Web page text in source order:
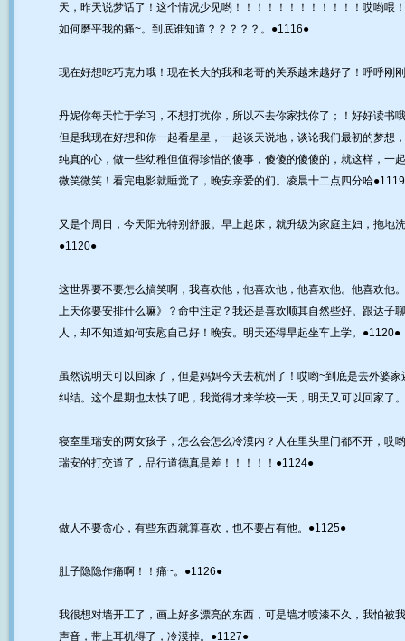
天，昨天说梦话了！这个情况少见哟！！！！！！！！！！！！哎哟喂
如何磨平我的痛~。到底谁知道？？？？？。●1116●
现在好想吃巧克力哦！现在长大的我和老哥的关系越来越好了！呼呼刚
丹妮你每天忙于学习，不想打扰你，所以不去你家找你了；！好好读书
但是我现在好想和你一起看星星，一起谈天说地，谈论我们最初的梦想
纯真的心，做一些幼稚但值得珍惜的傻事，傻傻的傻傻的，就这样，一
微笑微笑！看完电影就睡觉了，晚安亲爱的们。凌晨十二点四分哈
又是个周日，今天阳光特别舒服。早上起床，就升级为家庭主妇，拖地
●1120●
这世界要不要怎么搞笑啊，我喜欢他，他喜欢他，他喜欢他。他喜欢他
上天你要安排什么嘛》？命中注定？我还是喜欢顺其自然些好。跟达子
人，却不知道如何安慰自己好！晚安。明天还得早起坐车上学。●1120●
虽然说明天可以回家了，但是妈妈今天去杭州了！哎哟~到底是去外婆
纠结。这个星期也太快了吧，我觉得才来学校一天，明天又可以回家了
寝室里瑞安的两女孩子，怎么会怎么冷漠内？人在里头里门都不开，哎
瑞安的打交道了，品行道德真是差！！！！！●1124●
做人不要贪心，有些东西就算喜欢，也不要占有他。●1125●
肚子隐隐作痛啊！！痛~。●1126●
我很想对墙开工了，画上好多漂亮的东西，可是墙才喷漆不久，我怕被
声音，带上耳机得了，冷漠掉。●1127●